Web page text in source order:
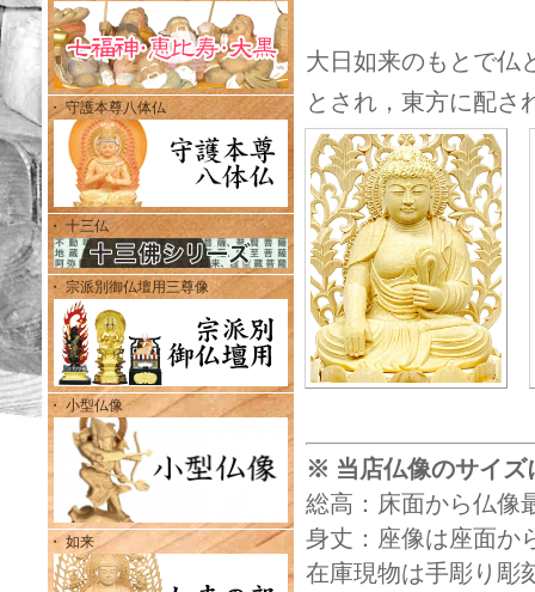
・ 守護本尊八体仏
・ 十三仏
・ 宗派別御仏壇用三尊像
・ 小型仏像
・ 如来
大日如来のもとで仏
とされ，東方に配さ
※ 当店仏像のサイ
総高：床面から仏像
身丈：座像は座面か
在庫現物は手彫り彫